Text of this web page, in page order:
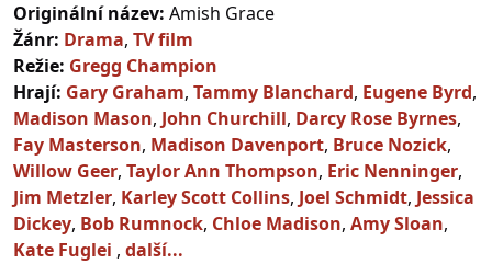
Originální název: Amish Grace
Žánr: Drama, TV film
Režie: Gregg Champion
Hrají: Gary Graham, Tammy Blanchard, Eugene Byrd,
Madison Mason, John Churchill, Darcy Rose Byrnes,
Fay Masterson, Madison Davenport, Bruce Nozick,
Willow Geer, Taylor Ann Thompson, Eric Nenninger,
Jim Metzler, Karley Scott Collins, Joel Schmidt, Jessica
Dickey, Bob Rumnock, Chloe Madison, Amy Sloan,
Kate Fuglei , další...